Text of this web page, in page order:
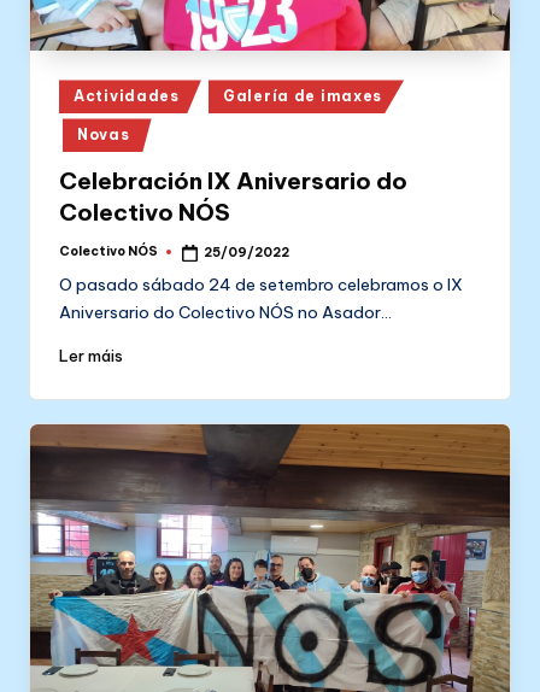
Posted
in
Actividades Galería de imaxes
Novas
Celebración IX Aniversario do
Colectivo NÓS
Posted
Colectivo NÓS 25/09/2022
O pasado sábado 24 de setembro celebramos o IX
Aniversario do Colectivo NÓS no Asador…
Ler máis